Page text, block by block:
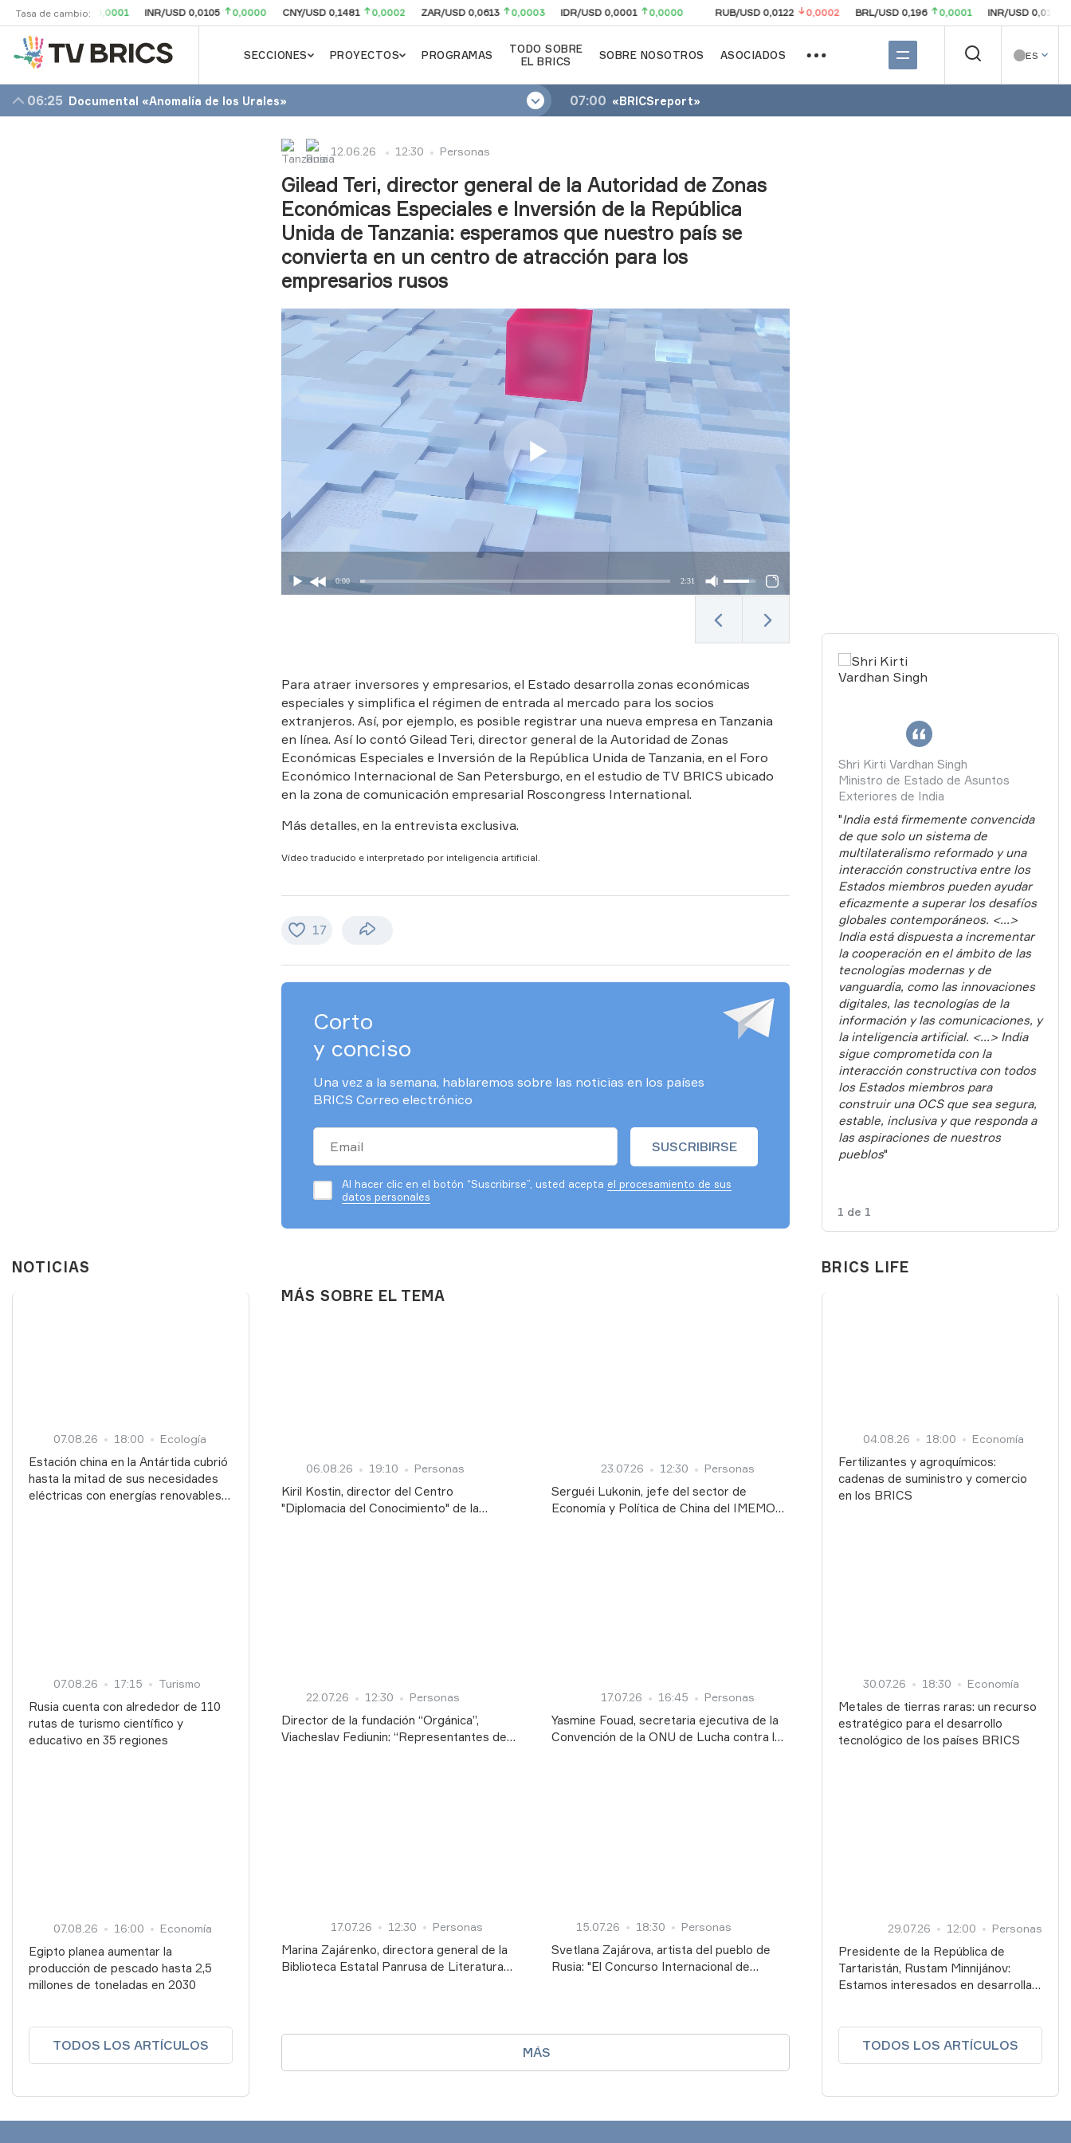
Tasa de cambio:
USD 0,196 0,0001 INR/USD 0,0105 0,0000 CNY/USD 0,1481 0,0002 ZAR/USD 0,0613 0,0003 IDR/USD 0,0001 0,0000 RUB/USD 0,0122 0,0002 BRL/USD 0,196 0,0001 INR/USD 0,0105
SECCIONES PROYECTOS PROGRAMAS
TODO SOBRE
EL BRICS
SOBRE NOSOTROS ASOCIADOS ES
06:25 Documental «Anomalía de los Urales» 07:00 «BRICSreport»
NOTICIAS
07.08.26 18:00 Ecología
Estación china en la Antártida cubrió
hasta la mitad de sus necesidades
eléctricas con energías renovables
07.08.26 17:15 Turismo
Rusia cuenta con alrededor de 110
rutas de turismo científico y
educativo en 35 regiones
07.08.26 16:00 Economía
Egipto planea aumentar la
producción de pescado hasta 2,5
millones de toneladas en 2030
TODOS LOS ARTÍCULOS
12.06.26 12:30 Personas
Gilead Teri, director general de la Autoridad de Zonas
Económicas Especiales e Inversión de la República
Unida de Tanzania: esperamos que nuestro país se
convierta en un centro de atracción para los
empresarios rusos
0:00 2:31
Para atraer inversores y empresarios, el Estado desarrolla zonas económicas
especiales y simplifica el régimen de entrada al mercado para los socios
extranjeros. Así, por ejemplo, es posible registrar una nueva empresa en Tanzania
en línea. Así lo contó Gilead Teri, director general de la Autoridad de Zonas
Económicas Especiales e Inversión de la República Unida de Tanzania, en el Foro
Económico Internacional de San Petersburgo, en el estudio de TV BRICS ubicado
en la zona de comunicación empresarial Roscongress International.
Más detalles, en la entrevista exclusiva.
Vídeo traducido e interpretado por inteligencia artificial.
17
Corto
y conciso
Una vez a la semana, hablaremos sobre las noticias en los países
BRICS Correo electrónico
Al hacer clic en el botón “Suscribirse”, usted acepta el procesamiento de sus
datos personales
MÁS SOBRE EL TEMA
06.08.26 19:10 Personas
Kiril Kostin, director del Centro
"Diplomacia del Conocimiento" de la
23.07.26 12:30 Personas
Serguéi Lukonin, jefe del sector de
Economía y Política de China del IMEMO
22.07.26 12:30 Personas
Director de la fundación “Orgánica”,
Viacheslav Fediunin: “Representantes de
17.07.26 16:45 Personas
Yasmine Fouad, secretaria ejecutiva de la
Convención de la ONU de Lucha contra la
17.07.26 12:30 Personas
Marina Zajárenko, directora general de la
Biblioteca Estatal Panrusa de Literatura
15.07.26 18:30 Personas
Svetlana Zajárova, artista del pueblo de
Rusia: "El Concurso Internacional de
MÁS
Shri Kirti Vardhan Singh
Ministro de Estado de Asuntos
Exteriores de India
"India está firmemente convencida
de que solo un sistema de
multilateralismo reformado y una
interacción constructiva entre los
Estados miembros pueden ayudar
eficazmente a superar los desafíos
globales contemporáneos. <...>
India está dispuesta a incrementar
la cooperación en el ámbito de las
tecnologías modernas y de
vanguardia, como las innovaciones
digitales, las tecnologías de la
información y las comunicaciones, y
la inteligencia artificial. <...> India
sigue comprometida con la
interacción constructiva con todos
los Estados miembros para
construir una OCS que sea segura,
estable, inclusiva y que responda a
las aspiraciones de nuestros
pueblos"
1 de 1
BRICS LIFE
04.08.26 18:00 Economía
Fertilizantes y agroquímicos:
cadenas de suministro y comercio
en los BRICS
30.07.26 18:30 Economía
Metales de tierras raras: un recurso
estratégico para el desarrollo
tecnológico de los países BRICS
29.07.26 12:00 Personas
Presidente de la República de
Tartaristán, Rustam Minnijánov:
Estamos interesados en desarrollar
y América Latina
TODOS LOS ARTÍCULOS